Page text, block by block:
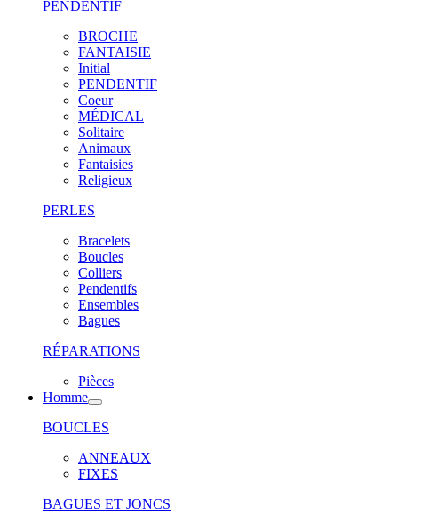
PENDENTIF
BROCHE
FANTAISIE
Initial
PENDENTIF
Coeur
MÉDICAL
Solitaire
Animaux
Fantaisies
Religieux
PERLES
Bracelets
Boucles
Colliers
Pendentifs
Ensembles
Bagues
RÉPARATIONS
Pièces
Homme
BOUCLES
ANNEAUX
FIXES
BAGUES ET JONCS